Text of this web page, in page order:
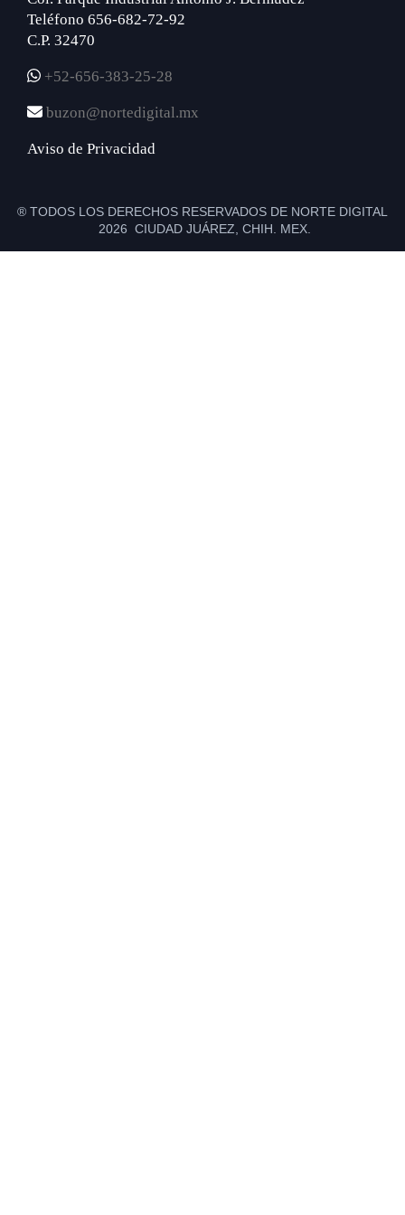
Teléfono 656-682-72-92
C.P. 32470
+52-656-383-25-28
buzon@nortedigital.mx
Aviso de Privacidad
® TODOS LOS DERECHOS RESERVADOS DE NORTE DIGITAL
2026 CIUDAD JUÁREZ, CHIH. MEX.